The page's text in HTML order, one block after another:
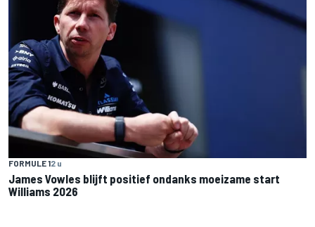
FORMULE 12 u
James Vowles blijft positief ondanks moeizame start
Williams 2026